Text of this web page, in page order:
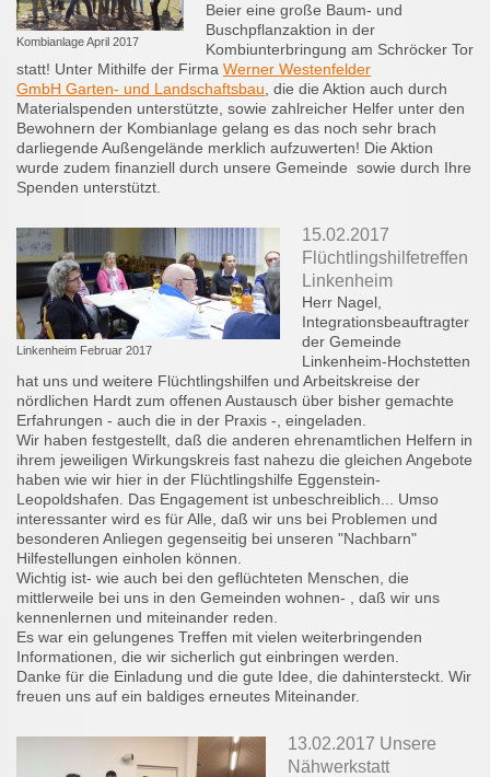
Kombianlage April 2017
Beier eine große Baum- und
Buschpflanzaktion in der
Kombiunterbringung am Schröcker Tor
statt! Unter Mithilfe der Firma Werner Westenfelder
GmbH Garten- und Landschaftsbau , die die Aktion auch durch
Materialspenden unterstützte, sowie zahlreicher Helfer unter den
Bewohnern der Kombianlage gelang es das noch sehr brach
darliegende Außengelände merklich aufzuwerten! Die Aktion
wurde zudem finanziell durch unsere Gemeinde sowie durch Ihre
Spenden unterstützt.
Linkenheim Februar 2017
15.02.2017
Flüchtlingshilfetreffen
Linkenheim
Herr Nagel,
Integrationsbeauftragter
der Gemeinde
Linkenheim-Hochstetten
hat uns und weitere Flüchtlingshilfen und Arbeitskreise der
nördlichen Hardt zum offenen Austausch über bisher gemachte
Erfahrungen - auch die in der Praxis -, eingeladen.
Wir haben festgestellt, daß die anderen ehrenamtlichen Helfern in
ihrem jeweiligen Wirkungskreis fast nahezu die gleichen Angebote
haben wie wir hier in der Flüchtlingshilfe Eggenstein-
Leopoldshafen. Das Engagement ist unbeschreiblich... Umso
interessanter wird es für Alle, daß wir uns bei Problemen und
besonderen Anliegen gegenseitig bei unseren "Nachbarn"
Hilfestellungen einholen können.
Wichtig ist- wie auch bei den geflüchteten Menschen, die
mittlerweile bei uns in den Gemeinden wohnen- , daß wir uns
kennenlernen und miteinander reden.
Es war ein gelungenes Treffen mit vielen weiterbringenden
Informationen, die wir sicherlich gut einbringen werden.
Danke für die Einladung und die gute Idee, die dahintersteckt. Wir
freuen uns auf ein baldiges erneutes Miteinander.
13.02.2017 Unsere
Nähwerkstatt